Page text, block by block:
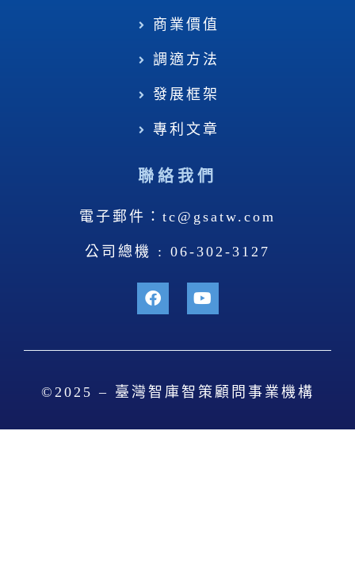
商業價值
調適方法
發展框架
專利文章
聯絡我們
電子郵件：tc@gsatw.com
公司總機 : 06-302-3127
©2025 – 臺灣智庫智策顧問事業機構